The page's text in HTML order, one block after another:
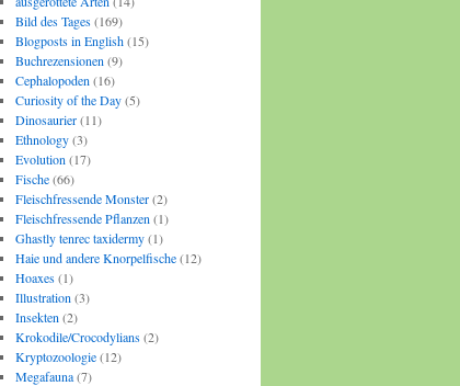
Bild des Tages(169)
Blogposts in English(15)
Buchrezensionen (9)
Cephalopoden (16)
Curiosity of the Day(5)
Dinosaurier(11)
Ethnology(3)
Evolution (17)
Fische(66)
Fleischfressende Monster(2)
Fleischfressende Pflanzen (1)
Ghastly tenrec taxidermy(1)
Haie und andere Knorpelfische(12)
Hoaxes(1)
Illustration (3)
Insekten (2)
Krokodile/Crocodylians(2)
Kryptozoologie(12)
Megafauna(7)